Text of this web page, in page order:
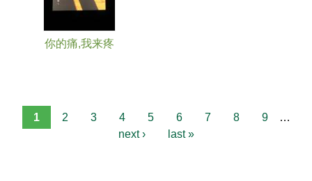
你的痛,我来疼
1 2 3 4 5 6 7 8 9
…
next ›
last »